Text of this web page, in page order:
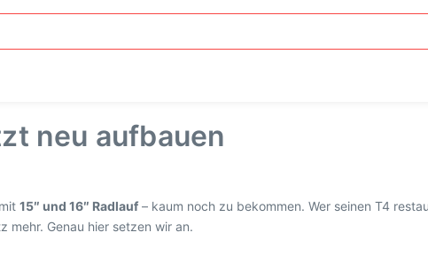
neu aufbauen
15″ und 16″ Radlauf – kaum noch zu bekommen. Wer seinen T4
mehr. Genau hier setzen wir an.